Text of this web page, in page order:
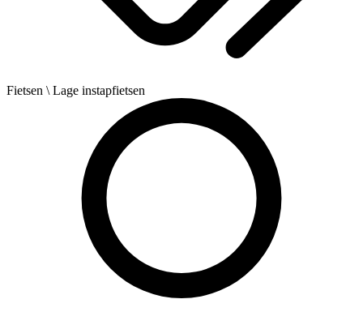
Fietsen \ Lage instapfietsen